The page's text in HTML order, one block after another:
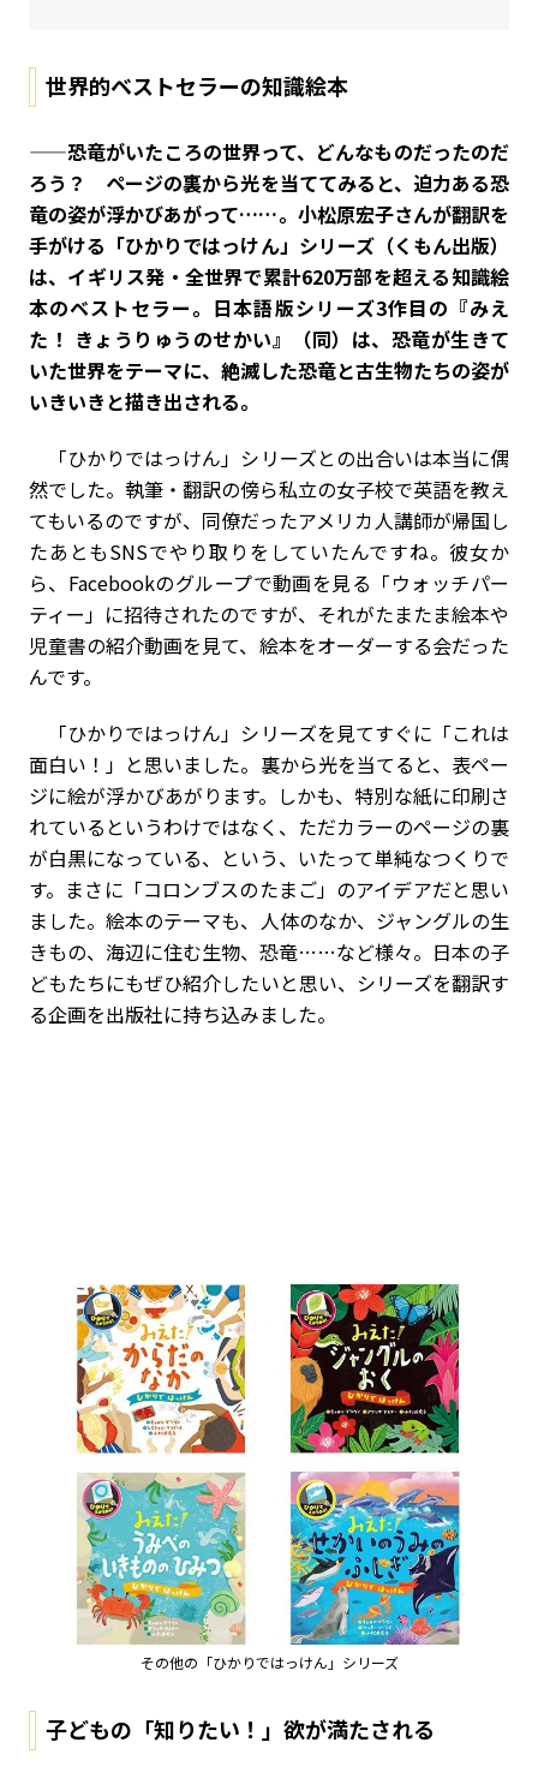
世界的ベストセラーの知識絵本
——恐竜がいたころの世界って、どんなものだったのだ
ろう？ ページの裏から光を当ててみると、迫力ある恐
竜の姿が浮かびあがって……。小松原宏子さんが翻訳を
手がける「ひかりではっけん」シリーズ（くもん出版）
は、イギリス発・全世界で累計620万部を超える知識絵
本のベストセラー。日本語版シリーズ3作目の『みえ
た！ きょうりゅうのせかい』（同）は、恐竜が生きて
いた世界をテーマに、絶滅した恐竜と古生物たちの姿が
いきいきと描き出される。
「ひかりではっけん」シリーズとの出合いは本当に偶
然でした。執筆・翻訳の傍ら私立の女子校で英語を教え
てもいるのですが、同僚だったアメリカ人講師が帰国し
たあともSNSでやり取りをしていたんですね。彼女か
ら、Facebookのグループで動画を見る「ウォッチパー
ティー」に招待されたのですが、それがたまたま絵本や
児童書の紹介動画を見て、絵本をオーダーする会だった
んです。
「ひかりではっけん」シリーズを見てすぐに「これは
面白い！」と思いました。裏から光を当てると、表ペー
ジに絵が浮かびあがります。しかも、特別な紙に印刷さ
れているというわけではなく、ただカラーのページの裏
が白黒になっている、という、いたって単純なつくりで
す。まさに「コロンブスのたまご」のアイデアだと思い
ました。絵本のテーマも、人体のなか、ジャングルの生
きもの、海辺に住む生物、恐竜……など様々。日本の子
どもたちにもぜひ紹介したいと思い、シリーズを翻訳す
る企画を出版社に持ち込みました。
その他の「ひかりではっけん」シリーズ
子どもの「知りたい！」欲が満たされる